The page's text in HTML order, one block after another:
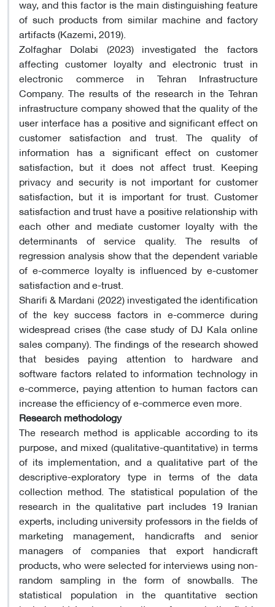
way, and this factor is the main distinguishing feature
of such products from similar machine and factory
artifacts (Kazemi, 2019).
Zolfaghar Dolabi (2023) investigated the factors
affecting customer loyalty and electronic trust in
electronic commerce in Tehran Infrastructure
Company. The results of the research in the Tehran
infrastructure company showed that the quality of the
user interface has a positive and significant effect on
customer satisfaction and trust. The quality of
information has a significant effect on customer
satisfaction, but it does not affect trust. Keeping
privacy and security is not important for customer
satisfaction, but it is important for trust. Customer
satisfaction and trust have a positive relationship with
each other and mediate customer loyalty with the
determinants of service quality. The results of
regression analysis show that the dependent variable
of e-commerce loyalty is influenced by e-customer
satisfaction and e-trust.
Sharifi & Mardani (2022) investigated the identification
of the key success factors in e-commerce during
widespread crises (the case study of DJ Kala online
sales company). The findings of the research showed
that besides paying attention to hardware and
software factors related to information technology in
e-commerce, paying attention to human factors can
increase the efficiency of e-commerce even more.
Research methodology
The research method is applicable according to its
purpose, and mixed (qualitative-quantitative) in terms
of its implementation, and a qualitative part of the
descriptive-exploratory type in terms of the data
collection method. The statistical population of the
research in the qualitative part includes 19 Iranian
experts, including university professors in the fields of
marketing management, handicrafts and senior
managers of companies that export handicraft
products, who were selected for interviews using non-
random sampling in the form of snowballs. The
statistical population in the quantitative section